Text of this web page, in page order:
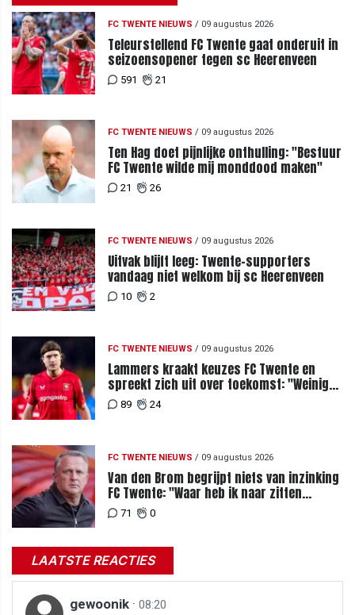
FC TWENTE NIEUWS / 09 augustus 2026
Teleurstellend FC Twente gaat onderuit in
seizoensopener tegen sc Heerenveen
591 21
FC TWENTE NIEUWS / 09 augustus 2026
Ten Hag doet pijnlijke onthulling: "Bestuur
FC Twente wilde mij monddood maken"
21 26
FC TWENTE NIEUWS / 09 augustus 2026
Uitvak blijft leeg: Twente-supporters
vandaag niet welkom bij sc Heerenveen
10 2
FC TWENTE NIEUWS / 09 augustus 2026
Lammers kraakt keuzes FC Twente en
spreekt zich uit over toekomst: "Weinig
van te begrijpen"
89 24
FC TWENTE NIEUWS / 09 augustus 2026
Van den Brom begrijpt niets van inzinking
FC Twente: "Waar heb ik naar zitten
kijken?"
71 0
LAATSTE REACTIES
gewoonik · 08:20